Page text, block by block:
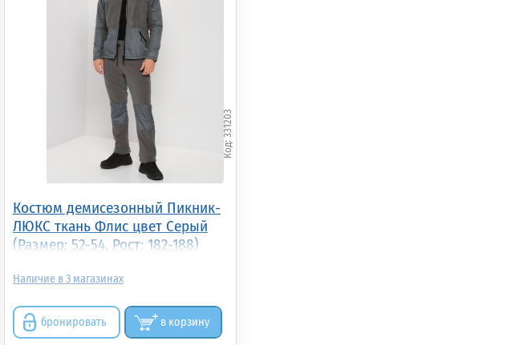
Костюм демисезонный Пикник-
ЛЮКС ткань Флис цвет Серый
(Размер: 52-54, Рост: 182-188)
331203
3
бронировать в корзину